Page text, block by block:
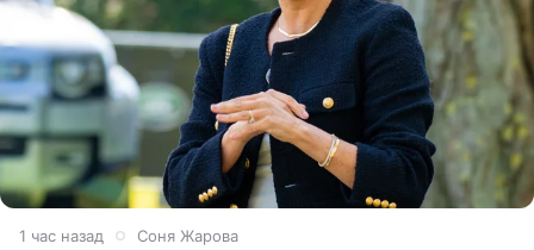
1 час назад Соня Жарова